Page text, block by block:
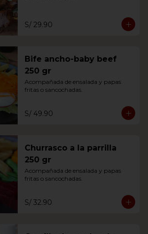
S/ 29.90
Bife ancho-baby beef
250 gr
Acompañada de ensalada y papas
fritas o sancochadas.
S/ 49.90
Churrasco a la parrilla
250 gr
Acompañada de ensalada y papas
fritas o sancochadas.
S/ 32.90